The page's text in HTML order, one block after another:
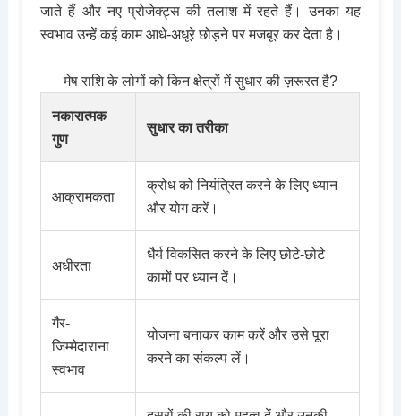
जाते हैं और नए प्रोजेक्ट्स की तलाश में रहते हैं। उनका यह
स्वभाव उन्हें कई काम आधे-अधूरे छोड़ने पर मजबूर कर देता है।
मेष राशि के लोगों को किन क्षेत्रों में सुधार की ज़रूरत है?
नकारात्मक
गुण
सुधार का तरीका
आक्रामकता
क्रोध को नियंत्रित करने के लिए ध्यान
और योग करें।
अधीरता
धैर्य विकसित करने के लिए छोटे-छोटे
कामों पर ध्यान दें।
गैर-
जिम्मेदाराना
स्वभाव
योजना बनाकर काम करें और उसे पूरा
करने का संकल्प लें।